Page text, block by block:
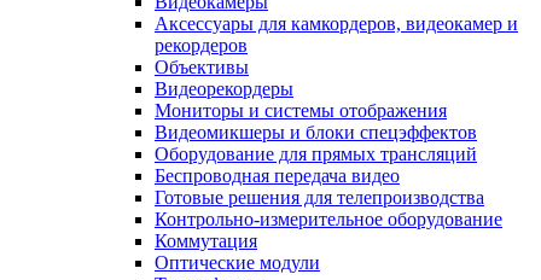
Аксессуары для камкордеров, видеокамер и
рекордеров
Объективы
Видеорекордеры
Мониторы и системы отображения
Видеомикшеры и блоки спецэффектов
Оборудование для прямых трансляций
Беспроводная передача видео
Готовые решения для телепроизводства
Контрольно-измерительное оборудование
Коммутация
Оптические модули